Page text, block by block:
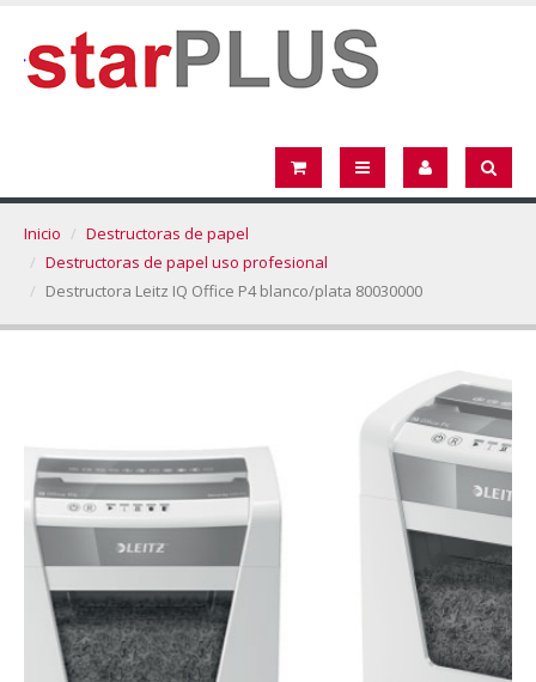
Inicio
Destructoras de papel
Destructoras de papel uso profesional
Destructora Leitz IQ Office P4 blanco/plata 80030000